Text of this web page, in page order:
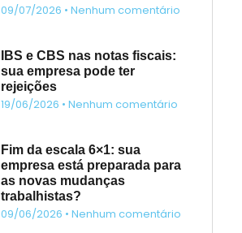
09/07/2026 Nenhum comentário
IBS e CBS nas notas fiscais:
sua empresa pode ter
rejeições
19/06/2026 Nenhum comentário
Fim da escala 6×1: sua
empresa está preparada para
as novas mudanças
trabalhistas?
09/06/2026 Nenhum comentário